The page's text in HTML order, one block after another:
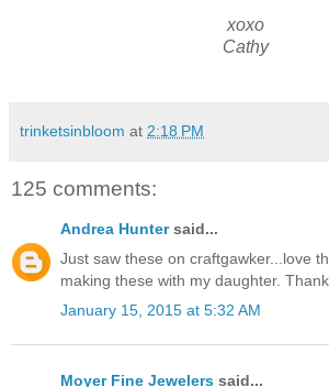
xoxo
Cathy
trinketsinbloom at 2:18 PM
125 comments:
Andrea Huntersaid...
Just saw these on craftgawker...love
making these with my daughter.
January 15, 2015 at 5:32 AM
Moyer Fine Jewelers said...